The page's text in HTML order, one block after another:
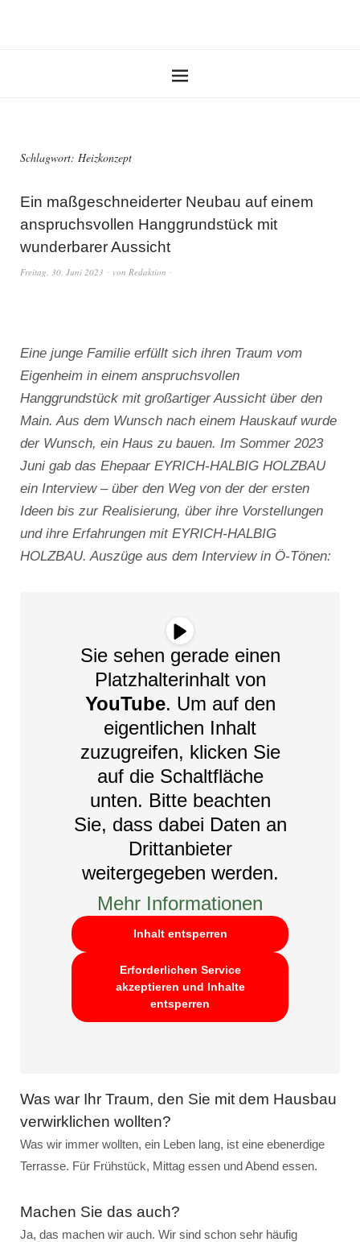
Schlagwort: Heizkonzept
Ein maßgeschneiderter Neubau auf einem
anspruchsvollen Hanggrundstück mit
wunderbarer Aussicht
Freitag, 30. Juni 2023 von Redaktion
Eine junge Familie erfüllt sich ihren Traum vom
Eigenheim in einem anspruchsvollen
Hanggrundstück mit großartiger Aussicht über den
Main. Aus dem Wunsch nach einem Hauskauf wurde
der Wunsch, ein Haus zu bauen. Im Sommer 2023
Juni gab das Ehepaar EYRICH-HALBIG HOLZBAU
ein Interview – über den Weg von der der ersten
Ideen bis zur Realisierung, über ihre Vorstellungen
und ihre Erfahrungen mit EYRICH-HALBIG
HOLZBAU. Auszüge aus dem Interview in Ö-Tönen:
Sie sehen gerade einen
Platzhalterinhalt von
YouTube. Um auf den
eigentlichen Inhalt
zuzugreifen, klicken Sie
auf die Schaltfläche
unten. Bitte beachten
Sie, dass dabei Daten an
Drittanbieter
weitergegeben werden.
Mehr Informationen
Inhalt entsperren
Erforderlichen Service
akzeptieren und Inhalte
entsperren
Was war Ihr Traum, den Sie mit dem Hausbau
verwirklichen wollten?
Was wir immer wollten, ein Leben lang, ist eine ebenerdige
Terrasse. Für Frühstück, Mittag essen und Abend essen.
Machen Sie das auch?
Ja, das machen wir auch. Wir sind schon sehr häufig